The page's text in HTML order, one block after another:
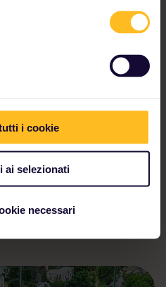
i cookie
ai selezionati
necessari
per due mesi
città e 10 Paesi.
di creare il